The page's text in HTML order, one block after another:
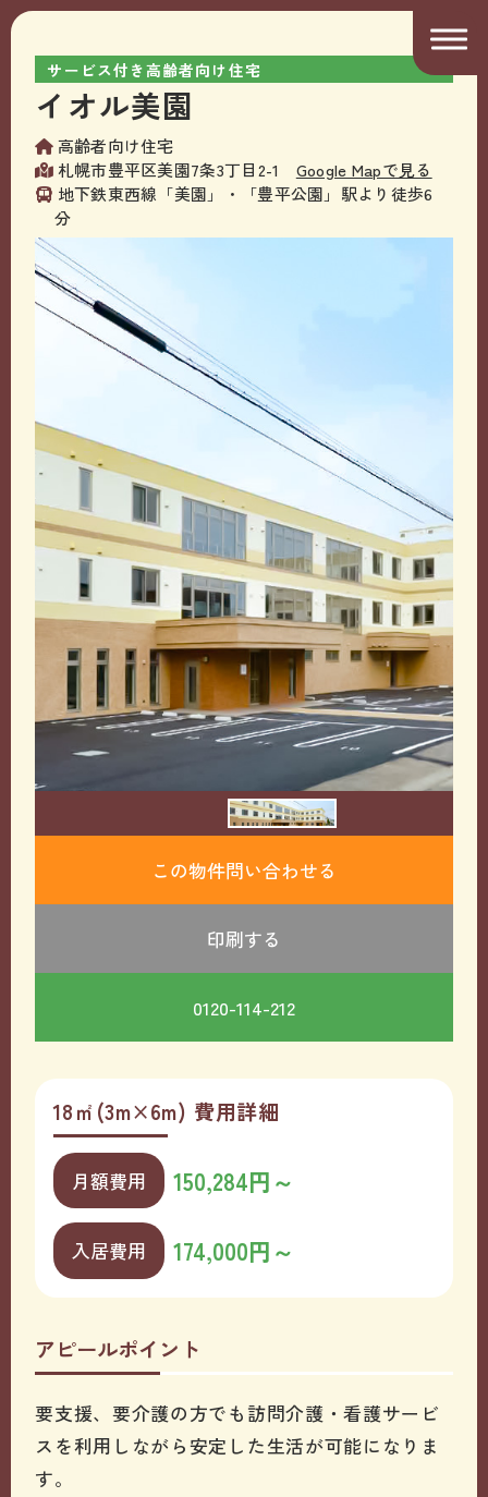
サービス付き高齢者向け住宅
イオル美園
高齢者向け住宅
札幌市豊平区美園7条3丁目2-1 Google Mapで見る
地下鉄東西線「美園」・「豊平公園」駅より徒歩6
分
この物件問い合わせる
印刷する
0120-114-212
18㎡(3m×6m) 費用詳細
月額費用 150,284円～
入居費用 174,000円～
アピールポイント
要支援、要介護の方でも訪問介護・看護サービ
スを利用しながら安定した生活が可能になりま
す。